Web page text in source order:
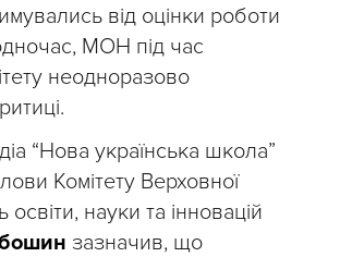
від оцінки роботи
МОН під час
неодноразово
“Нова українська школа”
Комітету Верховної
науки та інновацій
зазначив, що